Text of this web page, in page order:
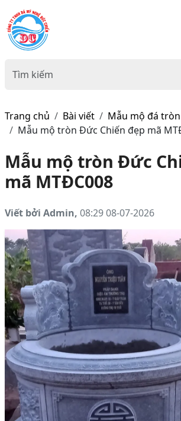
Trang chủ Bài viết
Mẫu mộ đá tròn
Mẫu mộ tròn Đức Chiến đẹp mã
Mẫu mộ tròn Đức
mã MTĐC008
Viết bởi Admin, 08:29 08-07-2026